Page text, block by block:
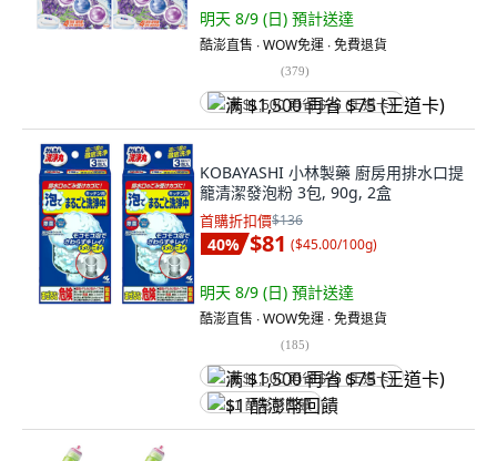
明天 8/9 (日) 預計送達
酷澎直售 ∙ WOW免運 ∙ 免費退貨
(379)
满 $1,500 再省 $75 (王道卡)
KOBAYASHI 小林製藥 廚房用排水口提
籠清潔發泡粉 3包, 90g, 2盒
首購折扣價$136
40% $81 ($45.00/100g)
明天 8/9 (日) 預計送達
酷澎直售 ∙ WOW免運 ∙ 免費退貨
(185)
满 $1,500 再省 $75 (王道卡)
$1 酷澎幣回饋